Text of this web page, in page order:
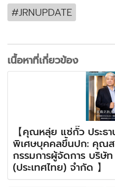
#JRNUPDATE
เนื้อหาที่เกี่ยวข้อง
【คุณหลุ่ย แซ่กั๊ว ประธ
พิเศษบุคคลขึ้นปก: คุณ
กรรมการผู้จัดการ บริษั
(ประเทศไทย) จำกัด 】